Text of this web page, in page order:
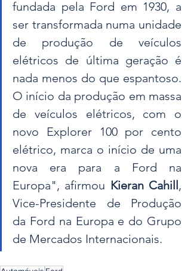
fundada pela Ford em 1930, a
ser transformada numa unidade
de produção de veículos
elétricos de última geração é
nada menos do que espantoso.
O início da produção em massa
de veículos elétricos, com o
novo Explorer 100 por cento
elétrico, marca o início de uma
nova era para a Ford na
Europa", afirmou Kieran Cahill,
Vice-Presidente de Produção
da Ford na Europa e do Grupo
de Mercados Internacionais.